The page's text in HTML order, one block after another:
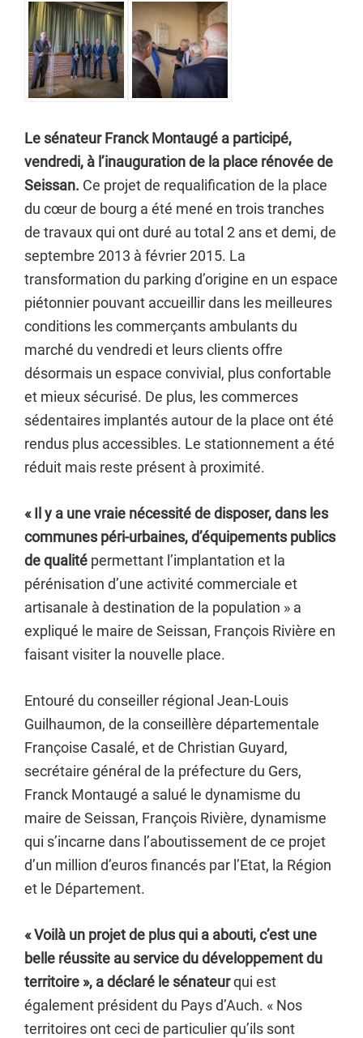
Le sénateur Franck Montaugé a participé,
vendredi, à l’inauguration de la place rénovée de
Seissan. Ce projet de requalification de la place
du cœur de bourg a été mené en trois tranches
de travaux qui ont duré au total 2 ans et demi, de
septembre 2013 à février 2015. La
transformation du parking d’origine en un espace
piétonnier pouvant accueillir dans les meilleures
conditions les commerçants ambulants du
marché du vendredi et leurs clients offre
désormais un espace convivial, plus confortable
et mieux sécurisé. De plus, les commerces
sédentaires implantés autour de la place ont été
rendus plus accessibles. Le stationnement a été
réduit mais reste présent à proximité.
« Il y a une vraie nécessité de disposer, dans les
communes péri-urbaines, d’équipements publics
de qualité permettant l’implantation et la
pérénisation d’une activité commerciale et
artisanale à destination de la population » a
expliqué le maire de Seissan, François Rivière en
faisant visiter la nouvelle place.
Entouré du conseiller régional Jean-Louis
Guilhaumon, de la conseillère départementale
Françoise Casalé, et de Christian Guyard,
secrétaire général de la préfecture du Gers,
Franck Montaugé a salué le dynamisme du
maire de Seissan, François Rivière, dynamisme
qui s’incarne dans l’aboutissement de ce projet
d’un million d’euros financés par l’Etat, la Région
et le Département.
« Voilà un projet de plus qui a abouti, c’est une
belle réussite au service du développement du
territoire », a déclaré le sénateurqui est
également président du Pays d’Auch. « Nos
territoires ont ceci de particulier qu’ils sont